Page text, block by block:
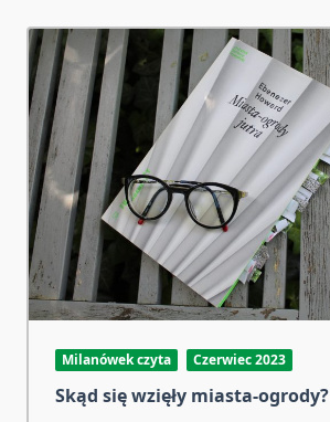
Milanówek czyta Czerwiec 2023
Skąd się wzięły miasta-ogrody?